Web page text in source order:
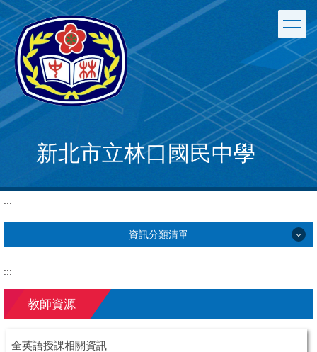
跳
到
主
要
內
容
區
新北市立林口國民中學
:::
資訊分類清單
行政單位
:::
教師資源
全英語授課相關資訊